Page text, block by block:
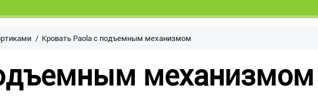
Кровать Paola с подъемным механизмом
механизмом